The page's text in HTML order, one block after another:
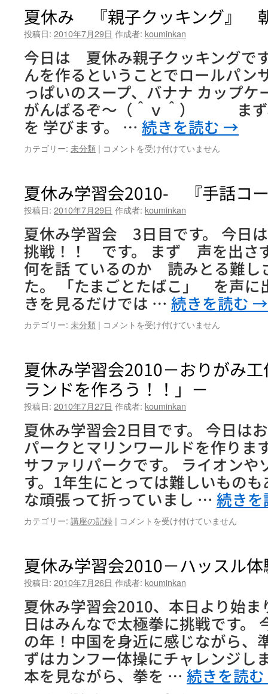
は
学
習
会
っ
て
遊
ぼ
う！
ろ
ん
夏休み 『親子クッキング』
投稿日: 2010年7月29日 作成者: kouminkan
今日は 夏休み親子クッキングで
んを作るということでロールパン
っぱいのスープ、バナナ カップ
がんばるぞ～（＾ｖ＾） まず
を 学びます。 … 続きを読む →
カテゴリー: 未分類 | 夏
『親
子
ク
キ
ン
グ』
朝
ご
は
ん
は
コメントを受け付けていません
夏休み学習会2010- 『手話コ
投稿日: 2010年7月29日 作成者: kouminkan
夏休み学習会 3日目です。 今日
挑戦！！ です。 まず 声を出さ
何を話 ているのか 読みとる難し
た。 「たまごとたばこ」 を声
きを見るだけでは … 続きを読む →
カテゴリー: 未分類 | 夏
学
習
会
2010-
『手
コ
ー
ラ
ス
に
挑
戦！！』
は
コメントを受け付けていません
夏休み学習会2010－おりがみ
ランドを作ろう！！」－
投稿日: 2010年7月27日 作成者: kouminkan
夏休み学習会2日目です。 今日は
パークとマリンワールドを作りま
サファリパークです。 ライオンや
す。1年生にとっては難しいもの
な頑張って折っていまし … 続き
カテゴリー: 講座の記録 | 夏
習
会
－
お
り
が
み
工
作
コメントを受け付けていません
夏休み学習会2010－ハッスル
投稿日: 2010年7月26日 作成者: kouminkan
夏休み学習会2010、本日より始
日はみんなで太極拳に挑戦です。
の年！中国を身近に感じながら、
ずはカンフー体操にチャレンジし
本を見ながら、拳を … 続きを読む